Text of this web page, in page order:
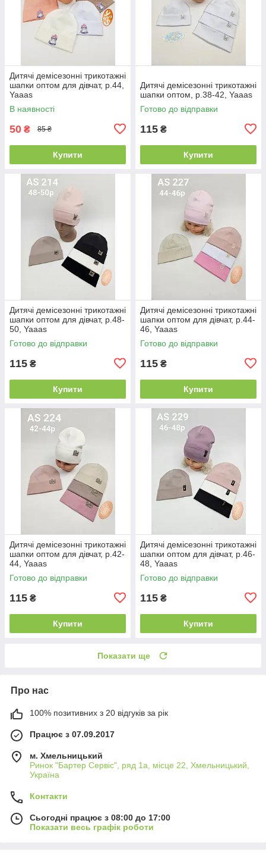
Дитячі демісезонні трикотажні
шапки оптом для дівчат, р.44,
Yaaas
В наявності
50 ₴ 85 ₴
Купити
Дитячі демісезонні трикотажні
шапки оптом, р.38-42, Yaaas
Готово до відправки
115 ₴
Купити
Дитячі демісезонні трикотажні
шапки оптом для дівчат, р.48-
50, Yaaas
Готово до відправки
115 ₴
Купити
Дитячі демісезонні трикотажні
шапки оптом для дівчат, р.44-
46, Yaaas
Готово до відправки
115 ₴
Купити
Дитячі демісезонні трикотажні
шапки оптом для дівчат, р.42-
44, Yaaas
Готово до відправки
115 ₴
Купити
Дитячі демісезонні трикотажні
шапки оптом для дівчат, р.46-
48, Yaaas
Готово до відправки
115 ₴
Купити
Показати ще
Про нас
100% позитивних з 20 відгуків за рік
Працює з 07.09.2017
м. Хмельницький
Ринок "Бартер Сервіс", ряд 1а, місце 22, Хмельницький,
Україна
Контакти
Сьогодні працює з 08:00 до 17:00
Показати весь графік роботи